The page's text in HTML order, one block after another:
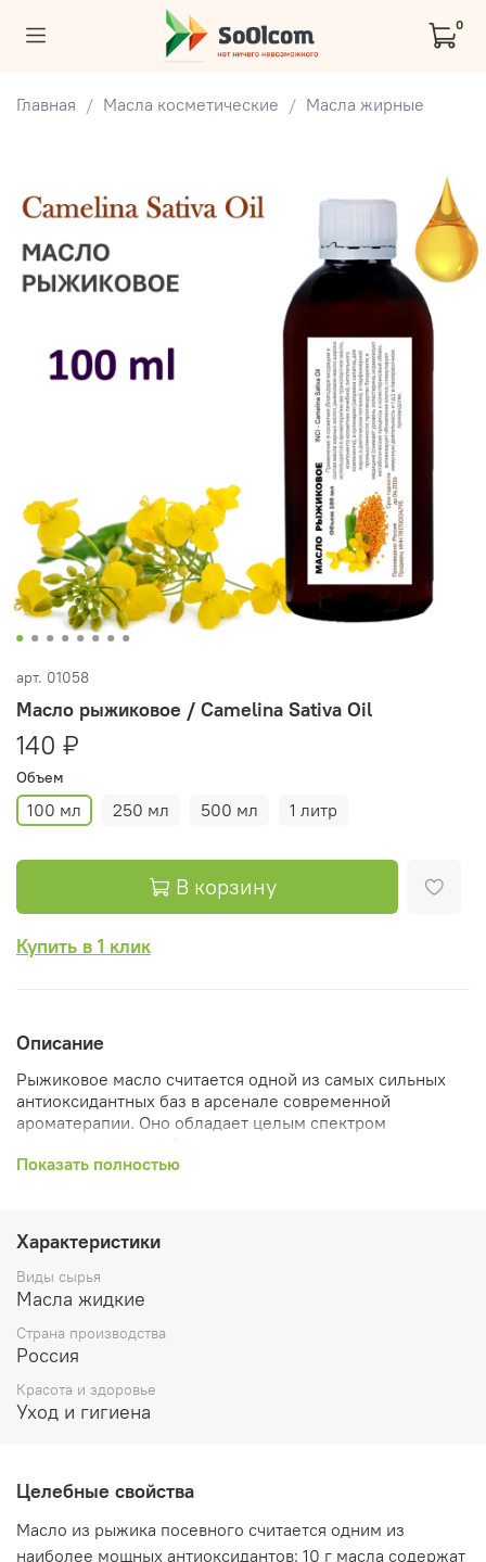
0
Главная Масла косметические Масла жирные
арт. 01058
Масло рыжиковое / Camelina Sativa Oil
140 ₽
Объем
100 мл 250 мл 500 мл 1 литр
В корзину
Купить в 1 клик
Описание
Рыжиковое масло считается одной из самых сильных
антиоксидантных баз в арсенале современной
ароматерапии. Оно обладает целым спектром
применении, но больше всего его ценят за
восстанавливает водно-жировой баланс кожи. Оно
повышает защитные функции, способность
противостоять негативным воздействиям, возвращает
стабильность и скорость восстановления и обновления
клеток, предупреждает старение эпидермиса. При этом
восстановление барьерных функций кожи сочетается с
Являясь носителем витамина F и активных
распределению рыжик оказывает укрепляющее,
регенерирующее и омолаживающее воздействие.
Способствует восстановлению тонуса и упругости,
разглаживанию морщинок, препятствует
Показать полностью
Характеристики
Виды сырья
Масла жидкие
Страна производства
Россия
Красота и здоровье
Уход и гигиена
Целебные свойства
Масло из рыжика посевного считается одним из
наиболее мощных антиоксидантов: 10 г масла содержат